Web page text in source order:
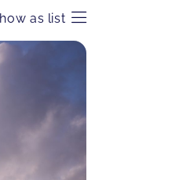
as list